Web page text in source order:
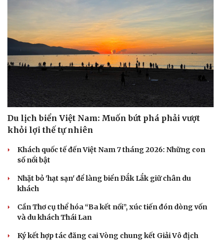
Văn hóa
Sân khấu - Điện ảnh
Văn học
Âm nhạc
Di sản
Giải trí
Nghệ sĩ
Thời trang
Sao Việt
Du lịch biển Việt Nam: Muốn bứt phá phải vượt
khỏi lợi thế tự nhiên
Khách quốc tế đến Việt Nam 7 tháng 2026: Những con
số nổi bật
Nhặt bỏ 'hạt sạn' để làng biển Đắk Lắk giữ chân du
khách
Cần Thơ cụ thể hóa “Ba kết nối”, xúc tiến đón dòng vốn
và du khách Thái Lan
Ký kết hợp tác đăng cai Vòng chung kết Giải Vô địch